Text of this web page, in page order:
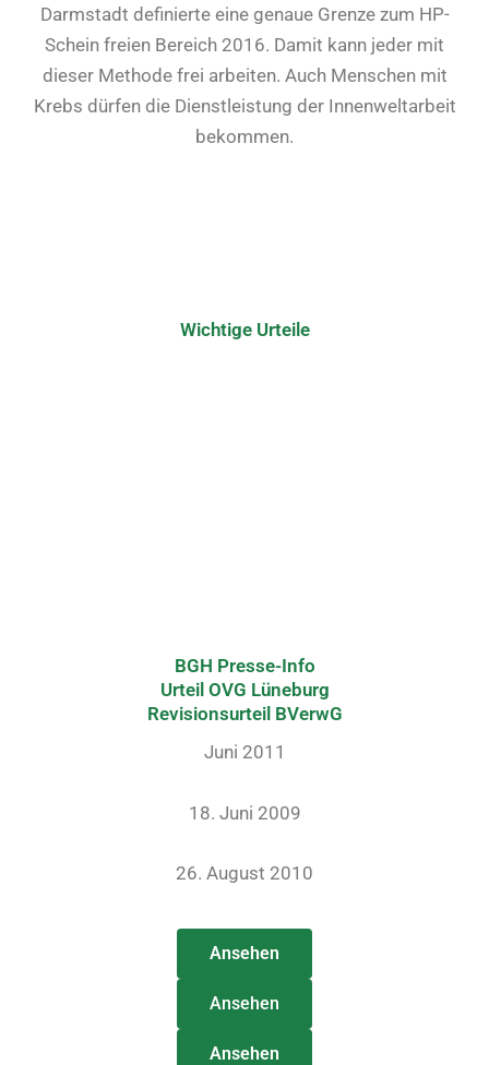
Darmstadt definierte eine genaue Grenze zum HP-
Schein freien Bereich 2016. Damit kann jeder mit
dieser Methode frei arbeiten. Auch Menschen mit
Krebs dürfen die Dienstleistung der Innenweltarbeit
bekommen.
Wichtige Urteile
BGH Presse-Info
Urteil OVG Lüneburg
Revisionsurteil BVerwG
Juni 2011
18. Juni 2009
26. August 2010
Ansehen
Ansehen
Ansehen